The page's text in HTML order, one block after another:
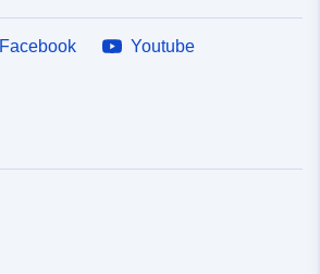
Facebook
Youtube